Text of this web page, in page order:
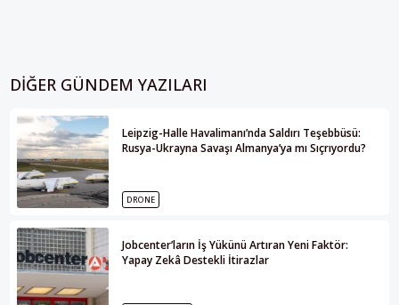
DIĞER GÜNDEM YAZILARI
Leipzig-Halle Havalimanı’nda Saldırı Teşebbüsü:
Rusya-Ukrayna Savaşı Almanya’ya mı Sıçrıyordu?
DRONE
Jobcenter’ların İş Yükünü Artıran Yeni Faktör:
Yapay Zekâ Destekli İtirazlar